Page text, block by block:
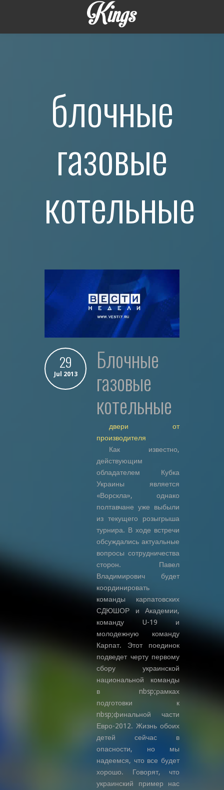
блочные
газовые
котельные
29
Jul 2013 блочные
газовые
котельные
двери от
производителя
Как известно,
действующим
обладателем Кубка
Украины является
«Ворскла», однако
полтавчане уже выбыли
из текущего розыгрыша
турнира. В ходе встречи
обсуждались актуальные
вопросы сотрудничества
сторон. Павел
Владимирович будет
координировать
команды карпатовских
СДЮШОР и Академии,
команду U-19 и
молодежную команду
Карпат. Этот поединок
подведет черту первому
сбору украинской
национальной команды
в nbsp;рамках
подготовки к
nbsp;финальной части
Евро-2012. Жизнь обоих
детей сейчас в
опасности, но мы
надеемся, что все будет
хорошо. Говорят, что
украинский пример нас